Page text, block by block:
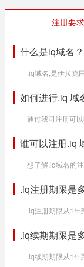
注册要求
什么是iq域名
.iq域名,是伊拉克
如何进行.iq 域
通过我司注册可以
谁可以注册.iq
想了解.iq域名的
.iq注册期限是
.iq注册期限从1年
.iq续期期限是
.iq续期期限从1